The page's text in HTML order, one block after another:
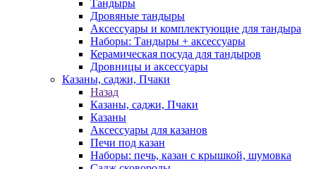
Тандыры
Дровяные тандыры
Аксессуары и комплектующие для тандыра
Наборы: Тандыры + аксессуары
Керамическая посуда для тандыров
Дровницы и аксессуары
Казаны, саджи, Пчаки
Назад
Казаны, саджи, Пчаки
Казаны
Аксессуары для казанов
Печи под казан
Наборы: печь, казан с крышкой, шумовка